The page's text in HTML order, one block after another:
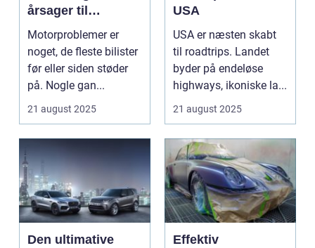
årsager til
motorproblemer
Motorproblemer er
noget, de fleste bilister
før eller siden støder
på. Nogle gan...
21 august 2025
USA
USA er næsten skabt
til roadtrips. Landet
byder på endeløse
highways, ikoniske la...
21 august 2025
Den ultimative
Effektiv